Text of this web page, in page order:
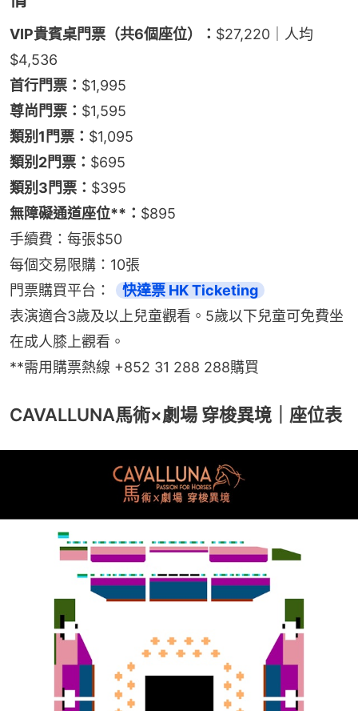
VIP貴賓桌門票（共6個座位）： $27,220｜人均
$4,536
首行門票： $1,995
尊尚門票： $1,595
類别1門票： $1,095
類别2門票： $695
類别3門票： $395
無障礙通道座位**： $895
手續費：每張$50
每個交易限購：10張
門票購買平台：
快達票 HK Ticketing
表演適合3歲及以上兒童觀看。5歲以下兒童可免費坐
在成人膝上觀看。
**需用購票熱線 +852 31 288 288購買
CAVALLUNA馬術×劇場 穿梭異境｜座位表